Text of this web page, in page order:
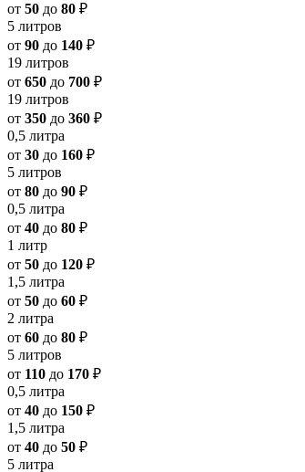
от 50 до 80 ₽
5 литров
от 90 до 140 ₽
19 литров
от 650 до 700 ₽
19 литров
от 350 до 360 ₽
0,5 литра
от 30 до 160 ₽
5 литров
от 80 до 90 ₽
0,5 литра
от 40 до 80 ₽
1 литр
от 50 до 120 ₽
1,5 литра
от 50 до 60 ₽
2 литра
от 60 до 80 ₽
5 литров
от 110 до 170 ₽
0,5 литра
от 40 до 150 ₽
1,5 литра
от 40 до 50 ₽
5 литра